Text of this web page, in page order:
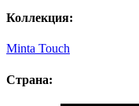
Коллекция:
Minta Touch
Страна: